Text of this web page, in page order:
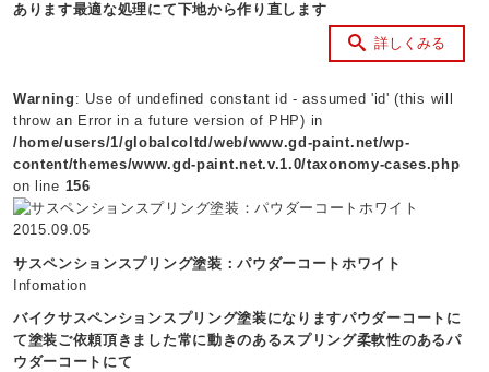
あります最適な処理にて下地から作り直します
詳しくみる
Warning : Use of undefined constant id - assumed 'id' (this will
throw an Error in a future version of PHP) in
/home/users/1/globalcoltd/web/www.gd-paint.net/wp-
content/themes/www.gd-paint.net.v.1.0/taxonomy-cases.php
on line 156
2015.09.05
サスペンションスプリング塗装：パウダーコートホワイト
Infomation
バイクサスペンションスプリング塗装になりますパウダーコートに
て塗装ご依頼頂きました常に動きのあるスプリング柔軟性のあるパ
ウダーコートにて